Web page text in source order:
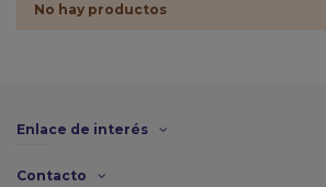
No hay productos
Enlace de interés
Contacto